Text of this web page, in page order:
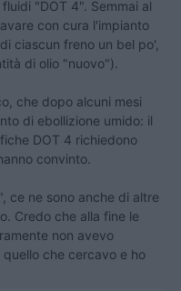
"DOT 4". Semmai al
con cura l'impianto
ciascun freno un bel po',
di olio "nuovo").
che dopo alcuni mesi
di ebollizione umido: il
DOT 4 richiedono
convinto.
ce ne sono anche di altre
Credo che alla fine le
non avevo
che cercavo e ho